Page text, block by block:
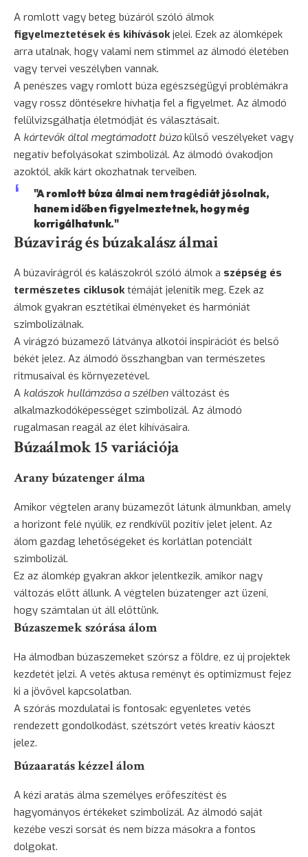
A romlott vagy beteg búzáról szóló álmok
figyelmeztetések és kihívásokjelei. Ezek az álomképek
arra utalnak, hogy valami nem stimmel az álmodó életében
vagy tervei veszélyben vannak.
A penészes vagy romlott búza egészségügyi problémákra
vagy rossz döntésekre hívhatja fel a figyelmet. Az álmodó
felülvizsgálhatja életmódját és választásait.
A kártevők által megtámadott búzakülső veszélyeket vagy
negatív befolyásokat szimbolizál. Az álmodó óvakodjon
azoktól, akik kárt okozhatnak terveiben.
"A romlott búza álmai nem tragédiát jósolnak,
hanem időben figyelmeztetnek, hogy még
korrigálhatunk."
Búzavirág és búzakalász álmai
A búzavirágról és kalászokról szóló álmok a szépség és
természetes ciklusoktémáját jelenítik meg. Ezek az
álmok gyakran esztétikai élményeket és harmóniát
szimbolizálnak.
A virágzó búzamező látványa alkotói inspirációt és belső
békét jelez. Az álmodó összhangban van természetes
ritmusaival és környezetével.
A kalászok hullámzása a szélben változást és
alkalmazkodóképességet szimbolizál. Az álmodó
rugalmasan reagál az élet kihívásaira.
Búzaálmok 15 variációja
Arany búzatenger álma
Amikor végtelen arany búzamezőt látunk álmunkban, amely
a horizont felé nyúlik, ez rendkívül pozitív jelet jelent. Az
álom gazdag lehetőségeket és korlátlan potenciált
szimbolizál.
Ez az álomkép gyakran akkor jelentkezik, amikor nagy
változás előtt állunk. A végtelen búzatenger azt üzeni,
hogy számtalan út áll előttünk.
Búzaszemek szórása álom
Ha álmodban búzaszemeket szórsz a földre, ez új projektek
kezdetét jelzi. A vetés aktusa reményt és optimizmust fejez
ki a jövővel kapcsolatban.
A szórás mozdulatai is fontosak: egyenletes vetés
rendezett gondolkodást, szétszórt vetés kreatív káoszt
jelez.
Búzaaratás kézzel álom
A kézi aratás álma személyes erőfeszítést és
hagyományos értékeket szimbolizál. Az álmodó saját
kezébe veszi sorsát és nem bízza másokra a fontos
dolgokat.